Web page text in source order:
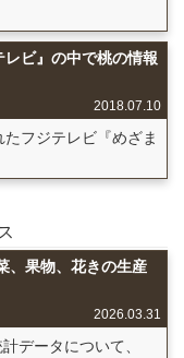
ビ』の中で桃の情報
2018.07.10
フジテレビ『めざま
、果物、花きの生産
2026.03.31
データについて、